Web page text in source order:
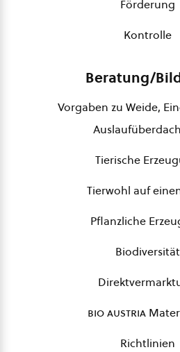
Förderung
Kontrolle
Beratung/
Vorgaben zu Weide,
Tierische
Tierwohl auf
Pflanzliche
Biodiversität
bio austria
Richtlinien